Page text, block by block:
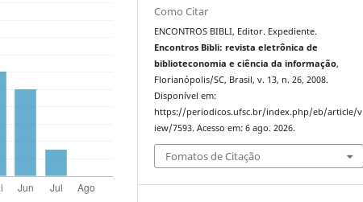
Como Citar
ENCONTROS BIBLI, Editor. Expediente.
Encontros Bibli: revista eletrônica de
biblioteconomia e ciência da informação,
Florianópolis/SC, Brasil, v. 13, n. 26, 2008.
Disponível em:
https://periodicos.ufsc.br/index.php/eb/article/v
iew/7593. Acesso em: 6 ago. 2026.
Fomatos de Citação